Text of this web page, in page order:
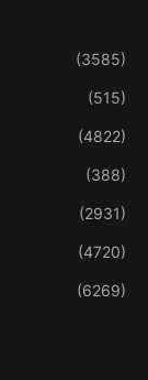
(3585)
(515)
(4822)
(388)
(2931)
(4720)
(6269)